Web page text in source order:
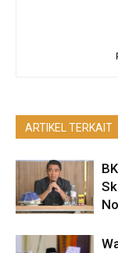
ARTIKEL TERKAIT